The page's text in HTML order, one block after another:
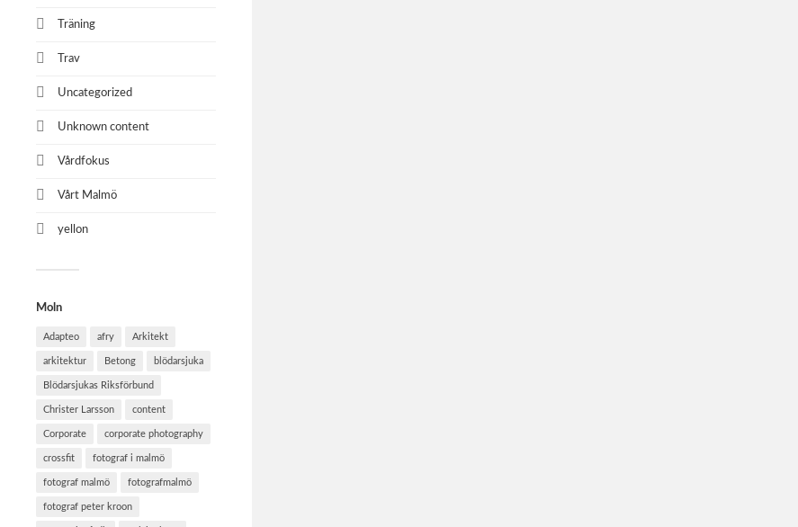
Träning
Trav
Uncategorized
Unknown content
Vårdfokus
Vårt Malmö
yellon
Moln
Adapteo afry Arkitekt
arkitektur Betong blödarsjuka
Blödarsjukas Riksförbund
Christer Larsson content
Corporate corporate photography
crossfit fotograf i malmö
fotograf malmö fotografmalmö
fotograf peter kroon